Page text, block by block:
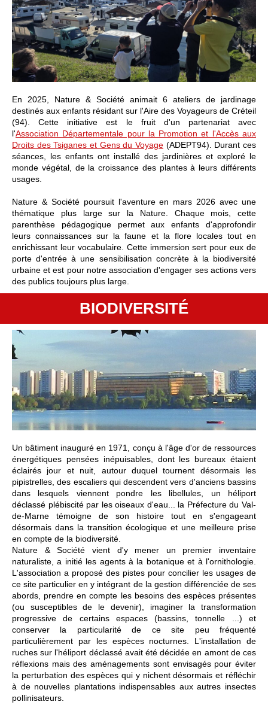
En 2025, Nature & Société animait 6 ateliers de jardinage
destinés aux enfants résidant sur l'Aire des Voyageurs de Créteil
(94). Cette initiative est le fruit d'un partenariat avec
l'Association Départementale pour la Promotion et l'Accès aux
Droits des Tsiganes et Gens du Voyage (ADEPT94). Durant ces
séances, les enfants ont installé des jardinières et exploré le
monde végétal, de la croissance des plantes à leurs différents
usages.
Nature & Société poursuit l'aventure en mars 2026 avec une
thématique plus large sur la Nature. Chaque mois, cette
parenthèse pédagogique permet aux enfants d'approfondir
leurs connaissances sur la faune et la flore locales tout en
enrichissant leur vocabulaire. Cette immersion sert pour eux de
porte d'entrée à une sensibilisation concrète à la biodiversité
urbaine et est pour notre association d'engager ses actions vers
des publics toujours plus large.
BIODIVERSITÉ
Un bâtiment inauguré en 1971, conçu à l'âge d'or de ressources
énergétiques pensées inépuisables, dont les bureaux étaient
éclairés jour et nuit, autour duquel tournent désormais les
pipistrelles, des escaliers qui descendent vers d'anciens bassins
dans lesquels viennent pondre les libellules, un héliport
déclassé plébiscité par les oiseaux d'eau... la Préfecture du Val-
de-Marne témoigne de son histoire tout en s'engageant
désormais dans la transition écologique et une meilleure prise
en compte de la biodiversité.
Nature & Société vient d'y mener un premier inventaire
naturaliste, a initié les agents à la botanique et à l'ornithologie.
L'association a proposé des pistes pour concilier les usages de
ce site particulier en y intégrant de la gestion différenciée de ses
abords, prendre en compte les besoins des espèces présentes
(ou susceptibles de le devenir), imaginer la transformation
progressive de certains espaces (bassins, tonnelle ...) et
conserver la particularité de ce site peu fréquenté
particulièrement par les espèces nocturnes. L'installation de
ruches sur l'héliport déclassé avait été décidée en amont de ces
réflexions mais des aménagements sont envisagés pour éviter
la perturbation des espèces qui y nichent désormais et réfléchir
à de nouvelles plantations indispensables aux autres insectes
pollinisateurs.